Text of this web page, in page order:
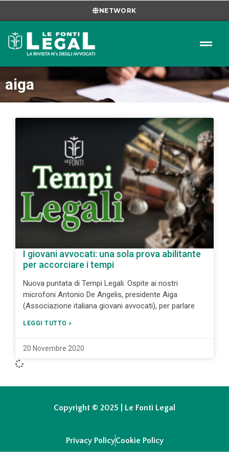
NETWORK
aiga
I giovani avvocati: una sola prova abilitante
per accorciare i tempi
Nuova puntata di Tempi Legali. Ospite ai nostri
microfoni Antonio De Angelis, presidente Aiga
(Associazione italiana giovani avvocati), per parlare
LEGGI TUTTO »
20 Novembre 2020
Copyright © 2025 | Le Fonti Legal
Privacy PolicyCookie Policy